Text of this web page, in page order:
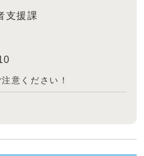
支援課
意ください！